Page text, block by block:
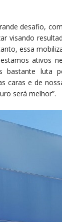
desafio,
visando
essa
ativos
bastante luta
caras e de
será melhor”.